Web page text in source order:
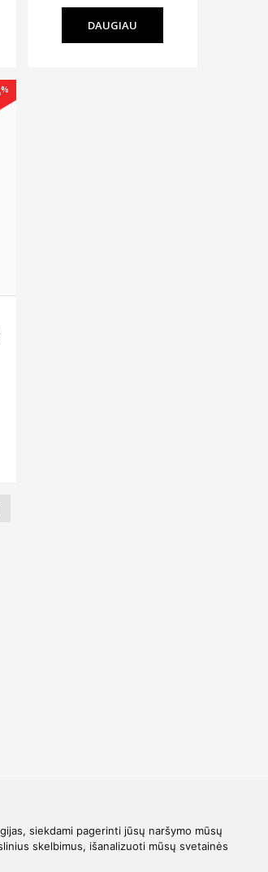
siekdami pagerinti jūsų naršymo mūsų
skelbimus, išanalizuoti mūsų svetainės
DAUGIAU
%